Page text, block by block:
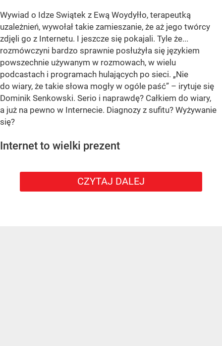
Wywiad o Idze Swiątek z Ewą Woydyłło, terapeutką
uzależnień, wywołał takie zamieszanie, że aż jego twórcy
zdjęli go z Internetu. I jeszcze się pokajali. Tyle że...
rozmówczyni bardzo sprawnie posłużyła się językiem
powszechnie używanym w rozmowach, w wielu
podcastach i programach hulających po sieci. „Nie
do wiary, że takie słowa mogły w ogóle paść” – irytuje się
Dominik Senkowski. Serio i naprawdę? Całkiem do wiary,
a już na pewno w Internecie. Diagnozy z sufitu? Wyżywanie
się?
Internet to wielki prezent
CZYTAJ DALEJ